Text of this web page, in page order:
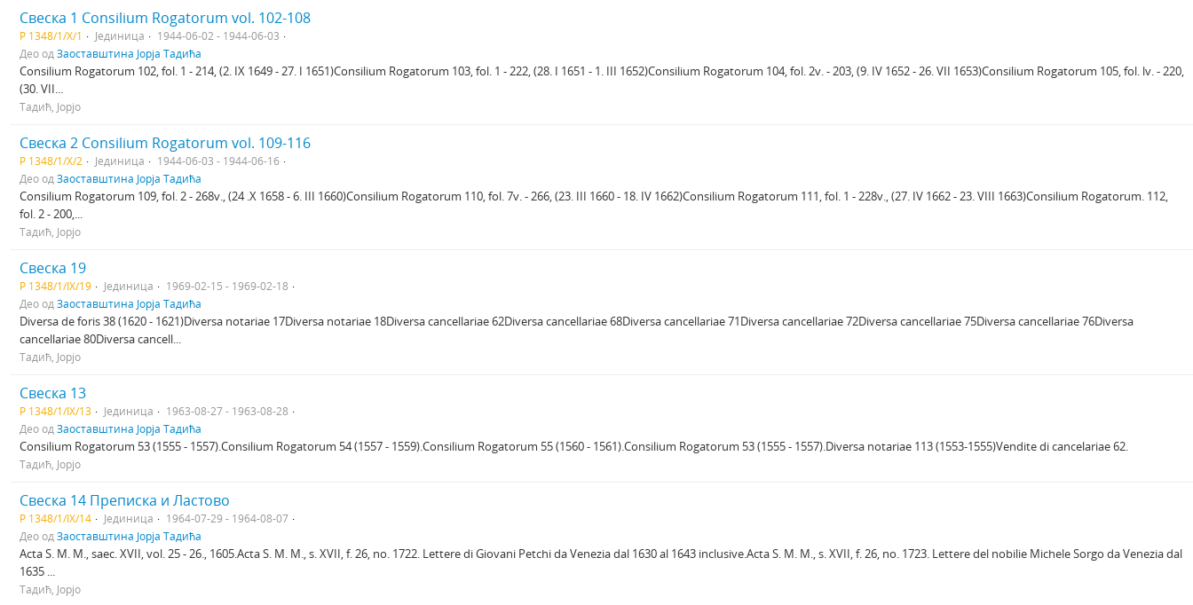
Свеска 1 Consilium Rogatorum vol. 102-108
Р 1348/1/X/1 Јединица
1944-06-02 - 1944-06-03
Део од Заоставштина Јорја Тадића
Consilium Rogatorum 102, fol. 1 - 214, (2. IX 1649 - 27. I 1651)Consilium Rogatorum 103, fol. 1 - 222, (28. I 1651 - 1. III 1652)Consilium Rogatorum 104, fol. 2v. - 203, (9. IV 1652 - 26. VII 1653)Consilium Rogatorum 105, fol. lv. - 220,
(30. VII...
Тадић, Јорјо
Свеска 2 Consilium Rogatorum vol. 109-116
Р 1348/1/X/2 Јединица
1944-06-03 - 1944-06-16
Део од Заоставштина Јорја Тадића
Consilium Rogatorum 109, fol. 2 - 268v., (24 .X 1658 - 6. III 1660)Consilium Rogatorum 110, fol. 7v. - 266, (23. III 1660 - 18. IV 1662)Consilium Rogatorum 111, fol. 1 - 228v., (27. IV 1662 - 23. VIII 1663)Consilium Rogatorum. 112,
fol. 2 - 200,...
Тадић, Јорјо
Свеска 19
Р 1348/1/IX/19 Јединица
1969-02-15 - 1969-02-18
Део од Заоставштина Јорја Тадића
Diversa de foris 38 (1620 - 1621)Diversa notariae 17Diversa notariae 18Diversa cancellariae 62Diversa cancellariae 68Diversa cancellariae 71Diversa cancellariae 72Diversa cancellariae 75Diversa cancellariae 76Diversa
cancellariae 80Diversa cancell...
Тадић, Јорјо
Свеска 13
Р 1348/1/IX/13 Јединица
1963-08-27 - 1963-08-28
Део од Заоставштина Јорја Тадића
Consilium Rogatorum 53 (1555 - 1557).Consilium Rogatorum 54 (1557 - 1559).Consilium Rogatorum 55 (1560 - 1561).Consilium Rogatorum 53 (1555 - 1557).Diversa notariae 113 (1553-1555)Vendite di cancelariae 62.
Тадић, Јорјо
Свеска 14 Преписка и Ластово
Р 1348/1/IX/14 Јединица
1964-07-29 - 1964-08-07
Део од Заоставштина Јорја Тадића
Acta S. M. M., saec. XVII, vol. 25 - 26., 1605.Acta S. M. M., s. XVII, f. 26, no. 1722. Lettere di Giovani Petchi da Venezia dal 1630 al 1643 inclusivе.Acta S. M. M., s. XVII, f. 26, no. 1723. Lettere del nobilie Michele Sorgo da Venezia dal
1635 ...
Тадић, Јорјо